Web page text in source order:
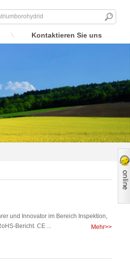
Kontaktieren Sie uns
und Innovator im Bereich Inspektion,
Bericht. CE ...
Mehr>>